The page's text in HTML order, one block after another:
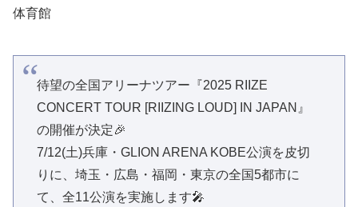
体育館
待望の全国アリーナツアー『2025 RIIZE
CONCERT TOUR [RIIZING LOUD] IN JAPAN』
の開催が決定🎉
7/12(土)兵庫・GLION ARENA KOBE公演を皮切
りに、埼玉・広島・福岡・東京の全国5都市に
て、全11公演を実施します🎤